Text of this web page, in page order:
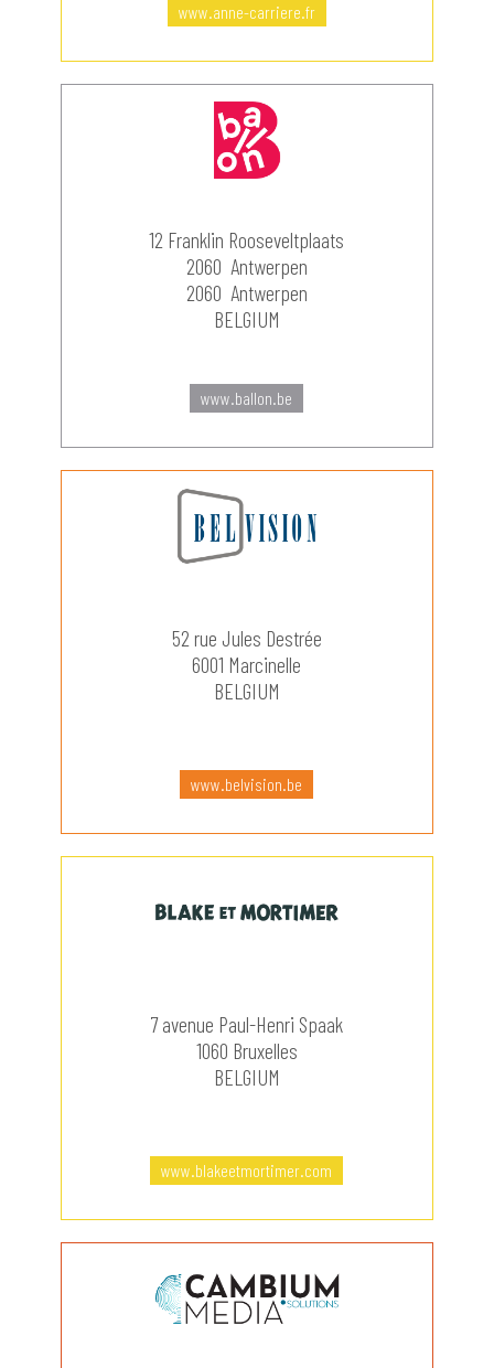
www.anne-carriere.fr
12 Franklin Rooseveltplaats
2060 Antwerpen
2060 Antwerpen
BELGIUM
www.ballon.be
52 rue Jules Destrée
6001 Marcinelle
BELGIUM
www.belvision.be
7 avenue Paul-Henri Spaak
1060 Bruxelles
BELGIUM
www.blakeetmortimer.com